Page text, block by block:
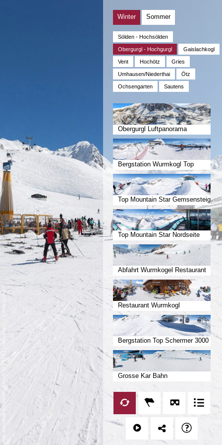
Winter Sommer
Sölden - Hochsölden
Obergurgl - Hochgurgl Gaislachkogl
Vent Hochötz Gries
Umhausen/Niederthai Ötz
Ochsengarten Sautens
Obergurgl Luftpanorama
Bergstation Wurmkogl Top
Mountai
Top Mountain Star Gemsensteig
Top Mountain Star Nordseite
Abfahrt Wurmkogel Restaurant
Restaurant Wurmkogl
Bergstation Top Schermer 3000
Grosse Kar Bahn
mp moving-pictures gmbh © 2023
Impressum
Datenschutz